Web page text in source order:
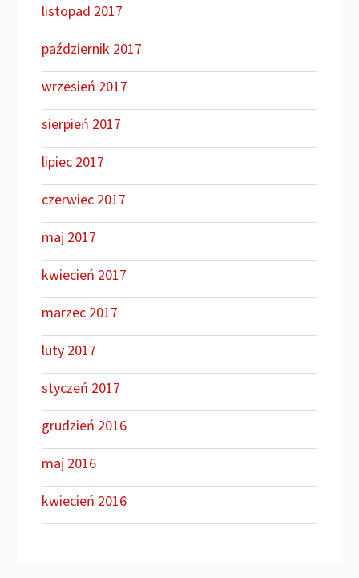
listopad 2017
październik 2017
wrzesień 2017
sierpień 2017
lipiec 2017
czerwiec 2017
maj 2017
kwiecień 2017
marzec 2017
luty 2017
styczeń 2017
grudzień 2016
maj 2016
kwiecień 2016